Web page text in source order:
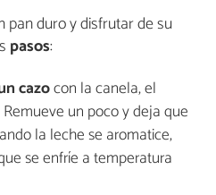
pan duro y disfrutar de su
pasos:
cazocon la canela, el
un poco y deja que
la leche se aromatice,
se enfríe a temperatura